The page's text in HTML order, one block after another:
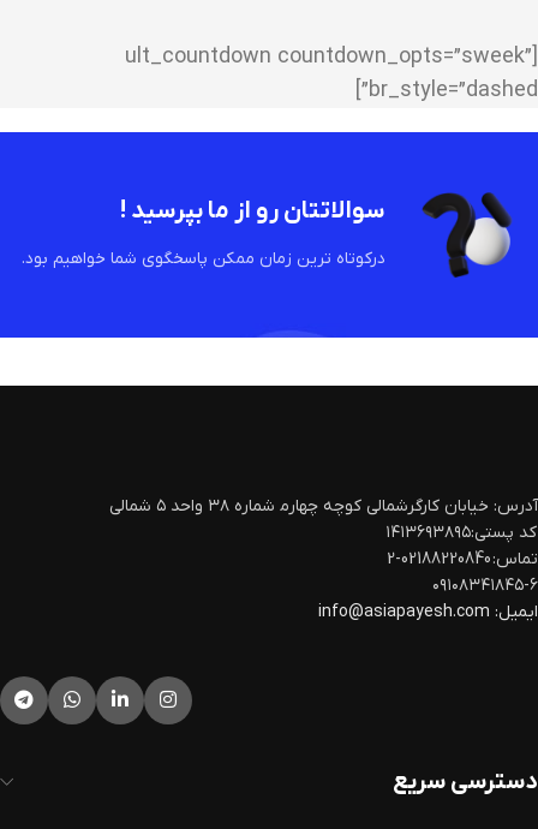
[ult_countdown countdown_opts=”sweek”
br_style=”dashed”]
سوالاتتان رو از ما بپرسید !
درکوتاه ترین زمان ممکن پاسخگوی شما خواهیم بود.
آدرس: خیابان کارگرشمالی کوچه چهارم‍ شماره ۳۸ واحد ۵ شمالی
کد پستی:۱۴۱۳۶۹۳۸۹۵
تماس: 02188220840-2
۰۹۱۰۸۳۴۱۸۴۵-۶
ایمیل:
دسترسی سریع